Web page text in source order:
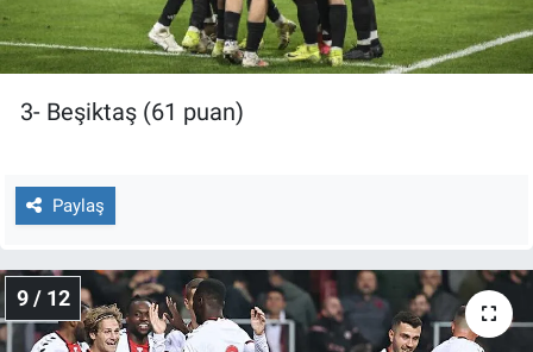
3- Beşiktaş (61 puan)
Paylaş
9 / 12